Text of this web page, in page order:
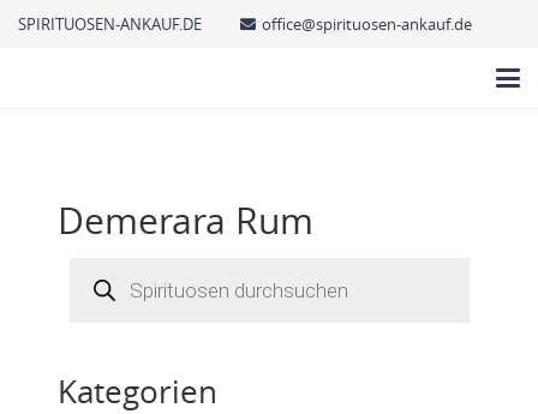
SPIRITUOSEN-ANKAUF.DE office@spirituosen-ankauf.de
Demerara Rum
search
Kategorien